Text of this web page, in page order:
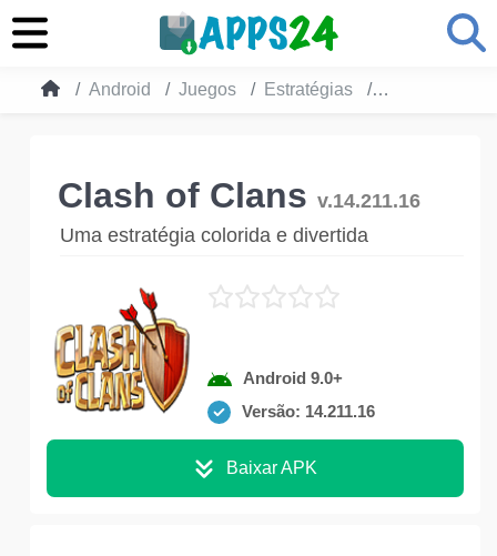
Android Juegos Estratégias Clash of Clans
Clash of Clans v.14.211.16
Uma estratégia colorida e divertida
Android 9.0+
Versão: 14.211.16
Baixar APK